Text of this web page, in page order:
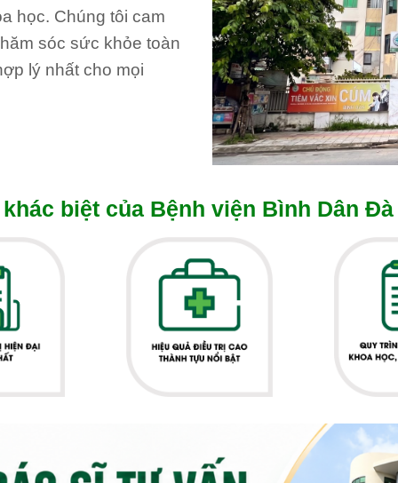
học. Chúng tôi cam
sóc sức khỏe toàn
lý nhất cho mọi
biệt của Bệnh viện Bình Dân Đà